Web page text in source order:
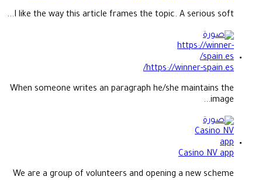
I like the way this article frames the topic. A serious soft...
https://winner-spain.es/
When someone writes an paragraph he/she maintains the
image...
Casino NV app
We are a group of volunteers and opening a new scheme